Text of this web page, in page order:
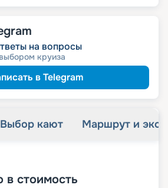
на вопросы
круиза
в Telegram
Выбор кают Маршрут и
в стоимость